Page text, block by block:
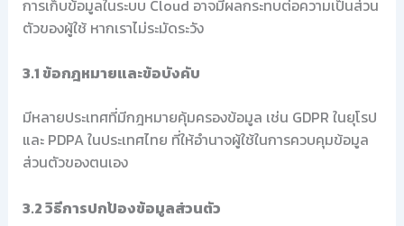
การเก็บข้อมูลในระบบ Cloud อาจมีผลกระทบต่อความเป็นส่วน
ตัวของผู้ใช้ หากเราไม่ระมัดระวัง
3.1 ข้อกฎหมายและข้อบังคับ
มีหลายประเทศที่มีกฎหมายคุ้มครองข้อมูล เช่น GDPR ในยุโรป
และ PDPA ในประเทศไทย ที่ให้อำนาจผู้ใช้ในการควบคุมข้อมูล
ส่วนตัวของตนเอง
3.2 วิธีการปกป้องข้อมูลส่วนตัว